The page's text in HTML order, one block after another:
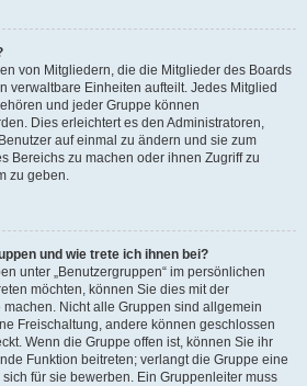
von Mitgliedern, die die Mitglieder des Boards
verwaltbare Einheiten aufteilt. Jedes Mitglied
und jeder Gruppe können
Dies erleichtert es den Administratoren,
auf einmal zu ändern und sie zum
Bereichs zu machen oder ihnen Zugriff zu
zu geben.
und wie trete ich ihnen bei?
unter „Benutzergruppen“ im persönlichen
möchten, können Sie dies mit der
Nicht alle Gruppen sind allgemein
Freischaltung, andere können geschlossen
Wenn die Gruppe offen ist, können Sie ihr
Funktion beitreten; verlangt die Gruppe eine
für sie bewerben. Ein Gruppenleiter muss